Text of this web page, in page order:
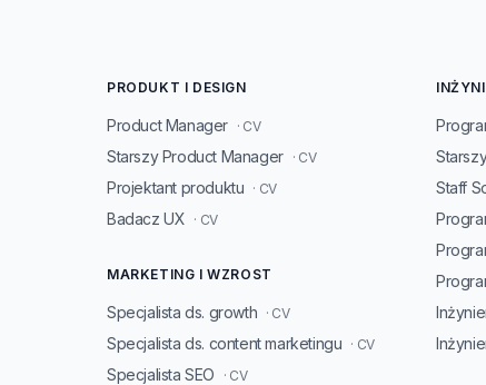
PRODUKT I DESIGN
Product Manager · CV
Starszy Product Manager · CV
Projektant produktu · CV
Badacz UX · CV
MARKETING I WZROST
Specjalista ds. growth · CV
Specjalista ds. content marketingu · CV
Specjalista SEO · CV
Staff